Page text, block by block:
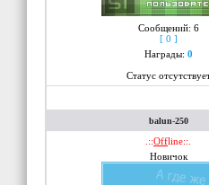
Сообщений: 6
[ 0 ]
Награды: 0
Статус
balun-250
.::Offline::.
Новичок